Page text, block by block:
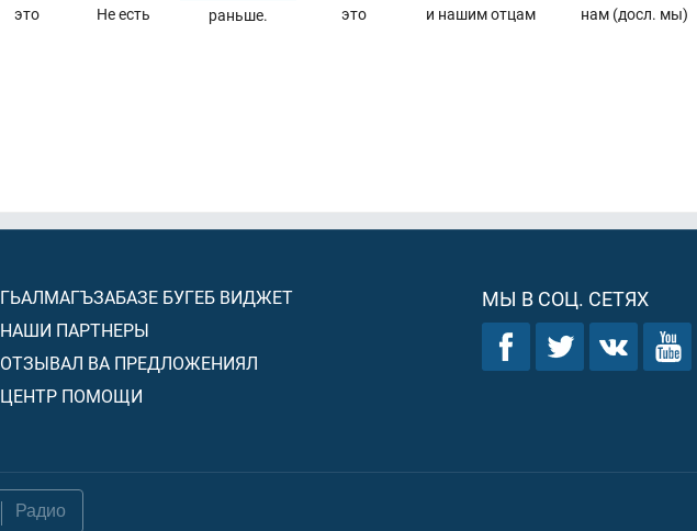
нам (досл. мы)
и нашим отцам
это
раньше.
Не есть
это
ГЬАЛМАГЪЗАБАЗЕ БУГЕБ ВИДЖЕТ
НАШИ ПАРТНЕРЫ
ОТЗЫВАЛ ВА ПРЕДЛОЖЕНИЯЛ
ЦЕНТР ПОМОЩИ
МЫ В СОЦ. СЕТЯХ
Радио